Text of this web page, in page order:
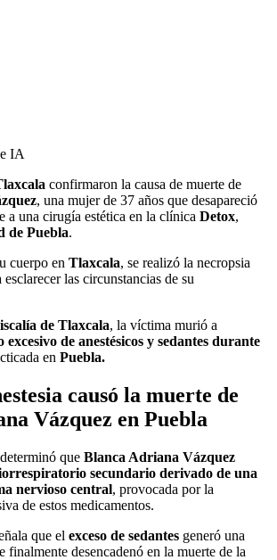
IA
confirmaron la causa de muerte de
, una mujer de 37 años que desapareció
a una cirugía estética en la clínica Detox,
de Puebla.
cuerpo en Tlaxcala, se realizó la necropsia
las circunstancias de su
de Tlaxcala, la víctima murió a
excesivo de anestésicos y sedantes durante
en Puebla.
causó la muerte de
Vázquez en Puebla
que Blanca Adriana Vázquez
secundario derivado de una
nervioso central, provocada por la
de estos medicamentos.
que el exceso de sedantes generó una
finalmente desencadenó en la muerte de la